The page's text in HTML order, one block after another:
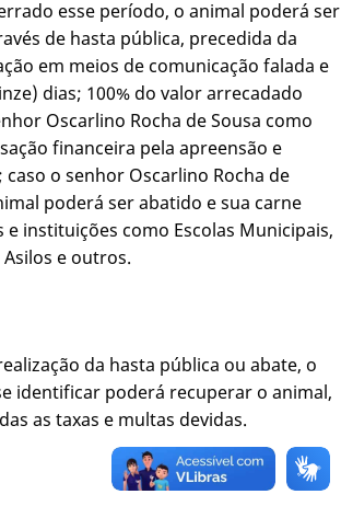
esse período, o animal poderá ser
de hasta pública, precedida da
em meios de comunicação falada e
dias; 100% do valor arrecadado
Oscarlino Rocha de Sousa como
financeira pela apreensão e
o senhor Oscarlino Rocha de
poderá ser abatido e sua carne
e instituições como Escolas Municipais,
e outros.
da hasta pública ou abate, o
identificar poderá recuperar o animal,
as taxas e multas devidas.